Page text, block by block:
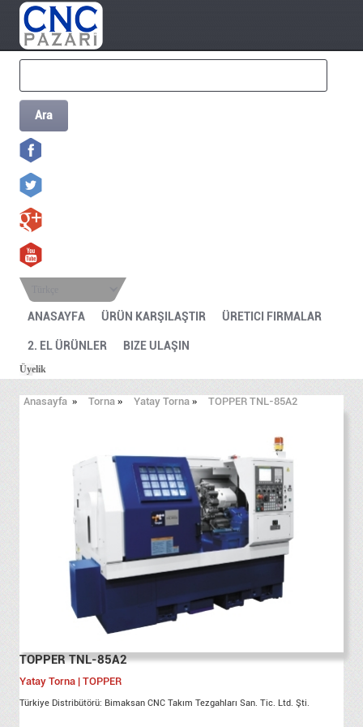
Ara
ANASAYFA ÜRÜN KARŞILAŞTIR ÜRETICI FIRMALAR
2. EL ÜRÜNLER BIZE ULAŞIN
Üyelik
Anasayfa » Torna » Yatay Torna » TOPPER TNL-85A2
TOPPER TNL-85A2
Yatay Torna | TOPPER
Türkiye Distribütörü: Bimaksan CNC Takım Tezgahları San. Tic. Ltd. Şti.